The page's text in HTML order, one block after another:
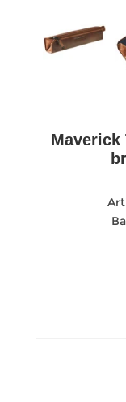
Maverick